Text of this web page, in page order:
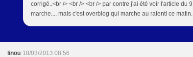
corrigé..<br /> <br /> <br /> par contre j'ai été voir l'article du
marche.... mais c'est overblog qui marche au ralenti ce
linou 18/03/2013 08:56